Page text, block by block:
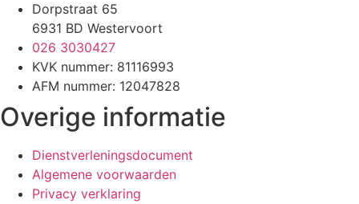
Dorpstraat 65
6931 BD Westervoort
026 3030427
KVK nummer: 81116993
AFM nummer: 12047828
Overige informatie
Dienstverleningsdocument
Algemene voorwaarden
Privacy verklaring